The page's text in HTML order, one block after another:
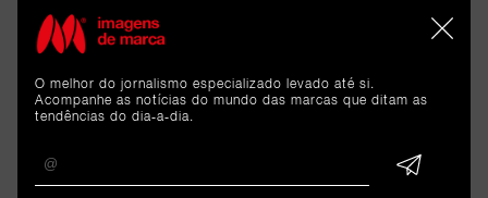
O melhor do jornalismo especializado levado até si.
Acompanhe as notícias do mundo das marcas que ditam as
tendências do dia-a-dia.